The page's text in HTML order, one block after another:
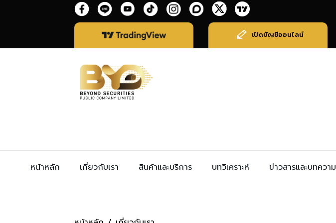
เปิดบัญชีออนไลน์
หน้าหลัก เกี่ยวกับเรา สินค้าและบริการ บทวิเคราะห์ ข่าวสารและบทความ